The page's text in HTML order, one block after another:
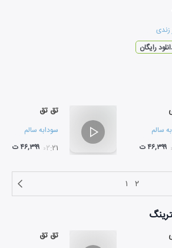
زندی
رایگان
سالم
۴۶,۳۹۹ ت
تق تق
سودابه سالم
۰۲:۲۱ ۴۶,۳۹۹ ت
۱ ۲
تق تق